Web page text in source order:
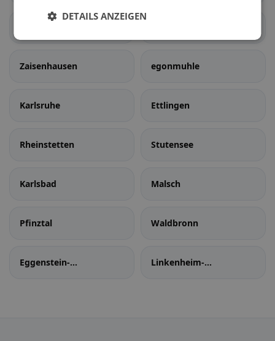
Zaisenhausen egonmuhle
Karlsruhe Ettlingen
Rheinstetten Stutensee
Karlsbad Malsch
Pfinztal Waldbronn
Eggenstein-
Linkenheim-
DETAILS ANZEIGEN